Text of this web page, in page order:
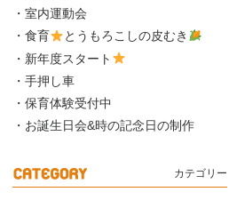
室内運動会
食育
とうもろこしの皮むき
新年度スタート
手押し車
保育体験受付中
お誕生日会&時の記念日の制作
カテゴリー